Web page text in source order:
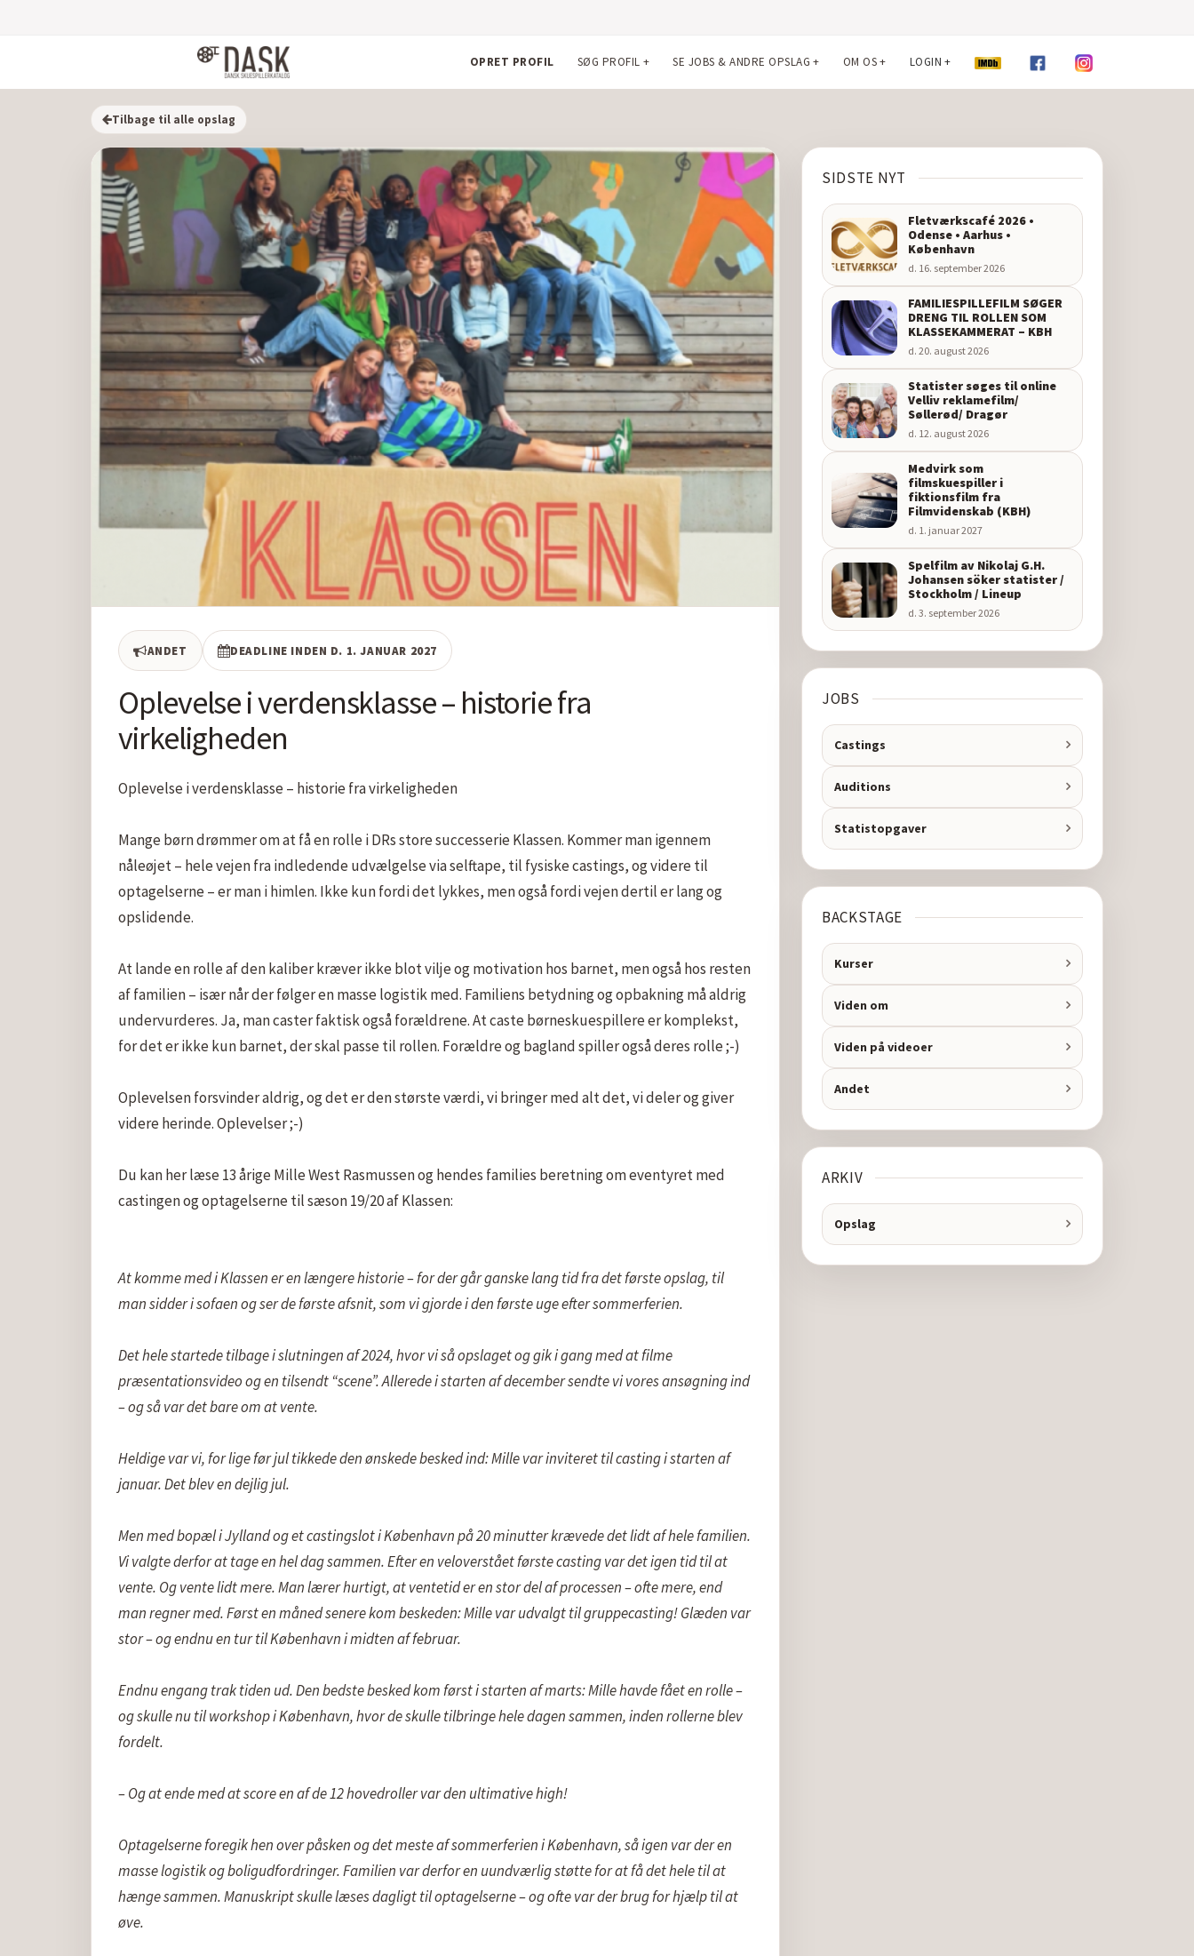
OPRET PROFIL SØG PROFIL + SE JOBS & ANDRE OPSLAG + OM OS+ LOGIN +
Tilbage til alle opslag
ANDET DEADLINE INDEN D. 1. JANUAR 2027
Oplevelse i verdensklasse – historie fra
virkeligheden
Oplevelse i verdensklasse – historie fra virkeligheden
Mange børn drømmer om at få en rolle i DRs store successerie Klassen. Kommer man igennem
nåleøjet – hele vejen fra indledende udvælgelse via selftape, til fysiske castings, og videre til
optagelserne – er man i himlen. Ikke kun fordi det lykkes, men også fordi vejen dertil er lang og
opslidende.
At lande en rolle af den kaliber kræver ikke blot vilje og motivation hos barnet, men også hos resten
af familien – især når der følger en masse logistik med. Familiens betydning og opbakning må aldrig
undervurderes. Ja, man caster faktisk også forældrene. At caste børneskuespillere er komplekst,
for det er ikke kun barnet, der skal passe til rollen. Forældre og bagland spiller også deres rolle ;-)
Oplevelsen forsvinder aldrig, og det er den største værdi, vi bringer med alt det, vi deler og giver
videre herinde. Oplevelser ;-)
Du kan her læse 13 årige Mille West Rasmussen og hendes families beretning om eventyret med
castingen og optagelserne til sæson 19/20 af Klassen:
At komme med i Klassen er en længere historie – for der går ganske lang tid fra det første opslag, til
man sidder i sofaen og ser de første afsnit, som vi gjorde i den første uge efter sommerferien.
Det hele startede tilbage i slutningen af 2024, hvor vi så opslaget og gik i gang med at filme
præsentationsvideo og en tilsendt “scene”. Allerede i starten af december sendte vi vores ansøgning ind
– og så var det bare om at vente.
Heldige var vi, for lige før jul tikkede den ønskede besked ind: Mille var inviteret til casting i starten af
januar. Det blev en dejlig jul.
Men med bopæl i Jylland og et castingslot i København på 20 minutter krævede det lidt af hele familien.
Vi valgte derfor at tage en hel dag sammen. Efter en veloverstået første casting var det igen tid til at
vente. Og vente lidt mere. Man lærer hurtigt, at ventetid er en stor del af processen – ofte mere, end
man regner med. Først en måned senere kom beskeden: Mille var udvalgt til gruppecasting! Glæden var
stor – og endnu en tur til København i midten af februar.
Endnu engang trak tiden ud. Den bedste besked kom først i starten af marts: Mille havde fået en rolle –
og skulle nu til workshop i København, hvor de skulle tilbringe hele dagen sammen, inden rollerne blev
fordelt.
– Og at ende med at score en af de 12 hovedroller var den ultimative high!
Optagelserne foregik hen over påsken og det meste af sommerferien i København, så igen var der en
masse logistik og boligudfordringer. Familien var derfor en uundværlig støtte for at få det hele til at
hænge sammen. Manuskript skulle læses dagligt til optagelserne – og ofte var der brug for hjælp til at
øve.
SIDSTE NYT
Fletværkscafé 2026 •
Odense • Aarhus •
København
d. 16. september 2026
FAMILIESPILLEFILM SØGER
DRENG TIL ROLLEN SOM
KLASSEKAMMERAT – KBH
d. 20. august 2026
Statister søges til online
Velliv reklamefilm/
Søllerød/ Dragør
d. 12. august 2026
Medvirk som
filmskuespiller i
fiktionsfilm fra
Filmvidenskab (KBH)
d. 1. januar 2027
Spelfilm av Nikolaj G.H.
Johansen söker statister /
Stockholm / Lineup
d. 3. september 2026
JOBS
Castings
Auditions
Statistopgaver
BACKSTAGE
Kurser
Viden om
Viden på videoer
Andet
ARKIV
Opslag